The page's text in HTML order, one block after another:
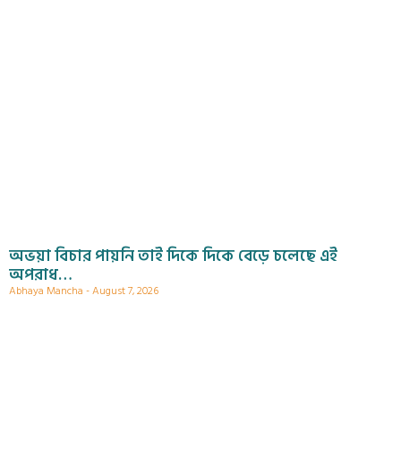
অভয়া বিচার পায়নি তাই দিকে দিকে বেড়ে চলেছে এই
অপরাধ…
Abhaya Mancha August 7, 2026